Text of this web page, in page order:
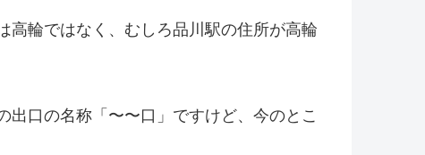
高輪ではなく、むしろ品川駅の住所が高輪
出口の名称「〜〜口」ですけど、今のとこ